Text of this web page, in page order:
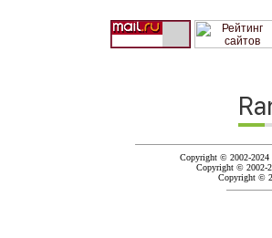
Copyright © 2002-2024
Copyright © 2002-
Copyright ©